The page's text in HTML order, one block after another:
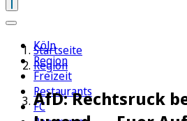
Köln
Region
Freizeit
Restaurants
FC
Startseite
Region
AfD: Rechtsruck